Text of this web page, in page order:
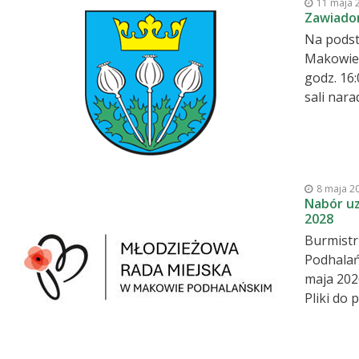
11 maja
Na
Makowie
godz. 16:00 posiedzenie Komisji Skarg, Wniosków i Petycji w Makowie
sali narad Urzędu
8 maja
Nabór
2028
maja